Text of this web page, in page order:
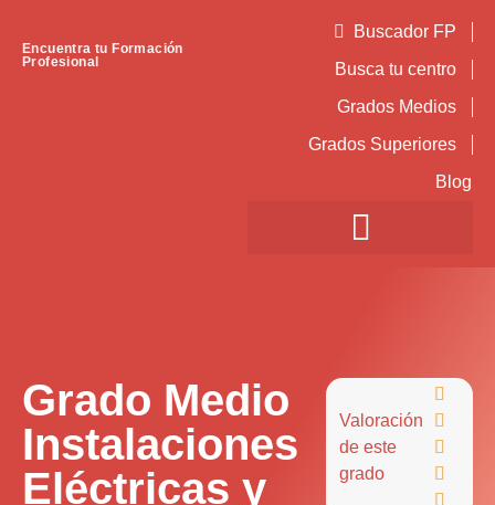
Encuentra tu Formación
Profesional
Buscador FP
Busca tu centro
Grados Medios
Grados Superiores
Blog
Grado Medio
Instalaciones
Eléctricas y
Valoración
de este
grado




